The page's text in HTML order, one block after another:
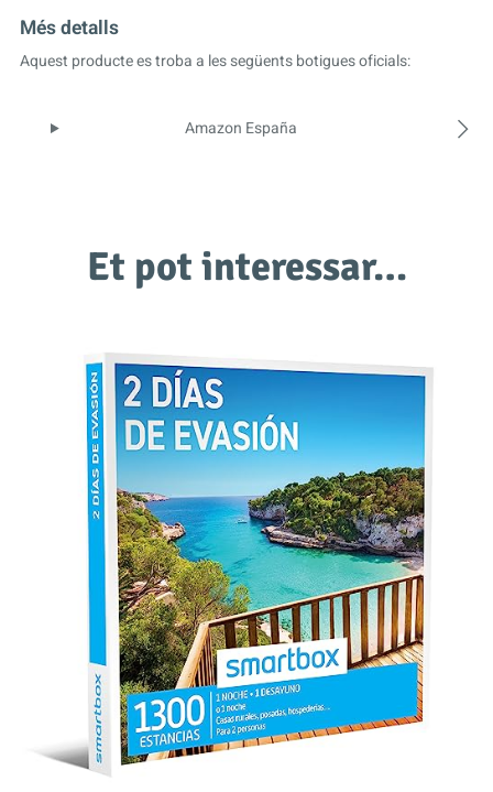
Més detalls
Aquest producte es troba a les següents botigues oficials:
Amazon España
Et pot interessar…